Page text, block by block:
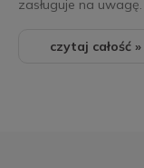
zasługuje na uwagę.
czytaj całość »